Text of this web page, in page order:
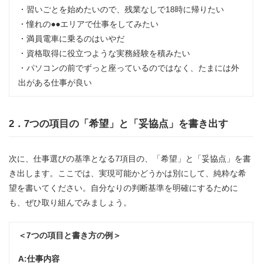
・習いごとを始めたいので、残業なしで18時に帰りたい
・憧れの●●エリアで仕事をしてみたい
・満員電車に乗るのはいやだ
・資格取得に役立つような実務経験を積みたい
・パソコンの前でずっと座っているのではなく、たまには外
出がある仕事が良い
2．7つの項目の「希望」と「妥協点」を書き出す
次に、仕事選びの基準となる7項目の、「希望」と「妥協点」を書
き出します。ここでは、実現可能かどうかは別にして、純粋な希
望を書いてください。自分なりの判断基準を明確にするために
も、ぜひ取り組んでみましょう。
＜7つの項目と書き方の例＞
A:仕事内容